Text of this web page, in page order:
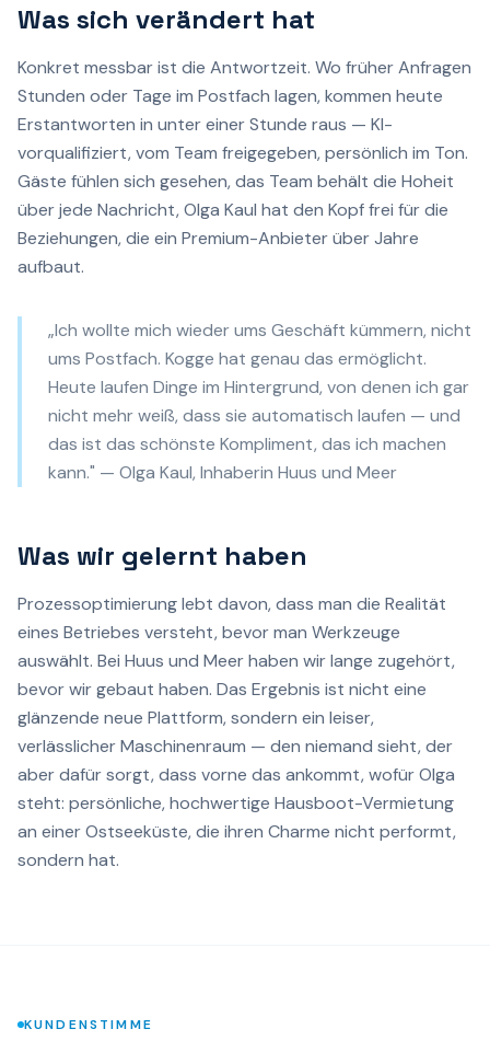
Was sich verändert hat
Konkret messbar ist die Antwortzeit. Wo früher Anfragen
Stunden oder Tage im Postfach lagen, kommen heute
Erstantworten in unter einer Stunde raus — KI-
vorqualifiziert, vom Team freigegeben, persönlich im Ton.
Gäste fühlen sich gesehen, das Team behält die Hoheit
über jede Nachricht, Olga Kaul hat den Kopf frei für die
Beziehungen, die ein Premium-Anbieter über Jahre
aufbaut.
„Ich wollte mich wieder ums Geschäft kümmern, nicht
ums Postfach. Kogge hat genau das ermöglicht.
Heute laufen Dinge im Hintergrund, von denen ich gar
nicht mehr weiß, dass sie automatisch laufen — und
das ist das schönste Kompliment, das ich machen
kann." — Olga Kaul, Inhaberin Huus und Meer
Was wir gelernt haben
Prozessoptimierung lebt davon, dass man die Realität
eines Betriebes versteht, bevor man Werkzeuge
auswählt. Bei Huus und Meer haben wir lange zugehört,
bevor wir gebaut haben. Das Ergebnis ist nicht eine
glänzende neue Plattform, sondern ein leiser,
verlässlicher Maschinenraum — den niemand sieht, der
aber dafür sorgt, dass vorne das ankommt, wofür Olga
steht: persönliche, hochwertige Hausboot-Vermietung
an einer Ostseeküste, die ihren Charme nicht performt,
sondern hat.
KUNDENSTIMME